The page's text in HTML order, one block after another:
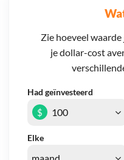
Zie hoeveel
je dollar-cost
Had geïnvesteerd
Elke
$